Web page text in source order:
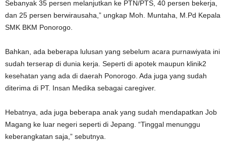
Sebanyak 35 persen melanjutkan ke PTN/PTS, 40 persen bekerja,
dan 25 persen berwirausaha,” ungkap Moh. Muntaha, M.Pd Kepala
SMK BKM Ponorogo.
Bahkan, ada beberapa lulusan yang sebelum acara purnawiyata ini
sudah terserap di dunia kerja. Seperti di apotek maupun klinik2
kesehatan yang ada di daerah Ponorogo. Ada juga yang sudah
diterima di PT. Insan Medika sebagai caregiver.
Hebatnya, ada juga beberapa anak yang sudah mendapatkan Job
Magang ke luar negeri seperti di Jepang. “Tinggal menunggu
keberangkatan saja,” sebutnya.